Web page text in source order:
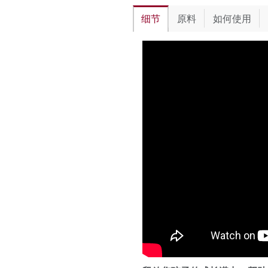
细节 原料 如何使用